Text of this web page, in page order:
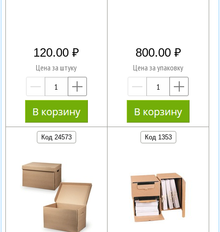
120.00
Цена за штуку
—
800.00
Цена за упаковку
—
Код 24573 Код 1353